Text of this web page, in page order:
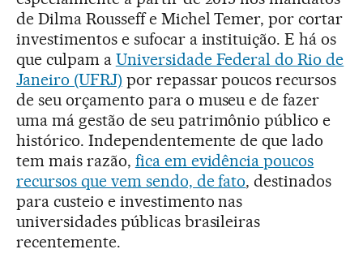
de Dilma Rousseff e Michel Temer, por cortar
investimentos e sufocar a instituição. E há os
que culpam a Universidade Federal do Rio de
Janeiro (UFRJ) por repassar poucos recursos
de seu orçamento para o museu e de fazer
uma má gestão de seu patrimônio público e
histórico. Independentemente de que lado
tem mais razão, fica em evidência poucos
recursos que vem sendo, de fato, destinados
para custeio e investimento nas
universidades públicas brasileiras
recentemente.